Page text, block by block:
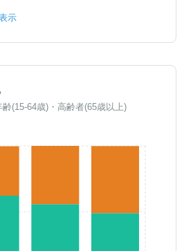
示
(15-64歳)・高齢者(65歳以上)